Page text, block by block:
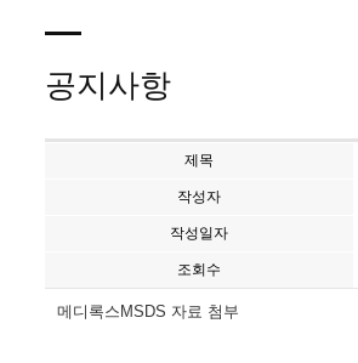
공지사항
제목
작성자
작성일자
조회수
메디록스MSDS 자료 첨부